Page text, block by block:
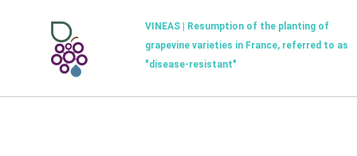
VINEAS | Resumption of the planting of
grapevine varieties in France, referred to as
"disease-resistant"